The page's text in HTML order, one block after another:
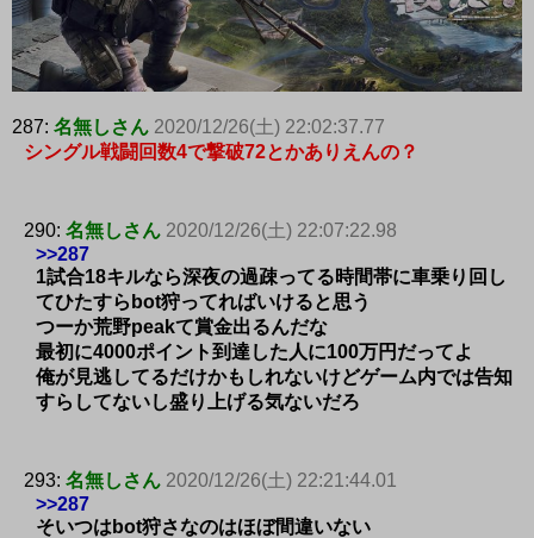
287: 名無しさん 2020/12/26(土) 22:02:37.77
シングル戦闘回数4で撃破72とかありえんの？
290: 名無しさん 2020/12/26(土) 22:07:22.98
>>287
1試合18キルなら深夜の過疎ってる時間帯に車乗り回し
てひたすらbot狩ってればいけると思う
つーか荒野peakて賞金出るんだな
最初に4000ポイント到達した人に100万円だってよ
俺が見逃してるだけかもしれないけどゲーム内では告知
すらしてないし盛り上げる気ないだろ
293: 名無しさん 2020/12/26(土) 22:21:44.01
>>287
そいつはbot狩さなのはほぼ間違いない